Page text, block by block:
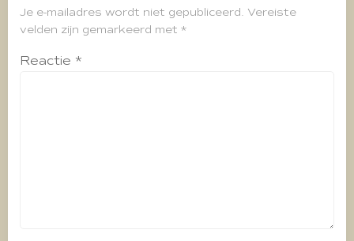
Je e-mailadres wordt niet gepubliceerd. Vereiste
velden zijn gemarkeerd met *
Reactie *